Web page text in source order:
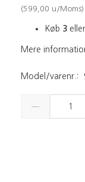
(599,00 u/Moms)
Køb 3
Mere
Model/varenr.: